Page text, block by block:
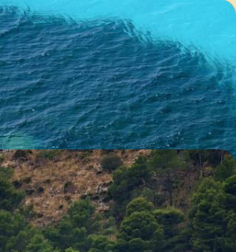
Palerme - Au large de la Sicile,
et le magnétisme d'un archipel méconnu
séduisant port d'attache
de l'Etna - Le grand tour de
le volcan, les eaux claires : un périple